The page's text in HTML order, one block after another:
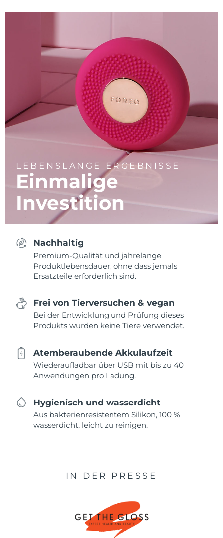
LEBENSLANGE ERGEBNISSE
Einmalige
Investition
Nachhaltig
Premium-Qualität und jahrelange
Produktlebensdauer, ohne dass jemals
Ersatzteile erforderlich sind.
Frei von Tierversuchen & vegan
Bei der Entwicklung und Prüfung dieses
Produkts wurden keine Tiere verwendet.
Atemberaubende Akkulaufzeit
Wiederaufladbar über USB mit bis zu 40
Anwendungen pro Ladung.
Hygienisch und wasserdicht
Aus bakterienresistentem Silikon, 100 %
wasserdicht, leicht zu reinigen.
IN DER PRESSE